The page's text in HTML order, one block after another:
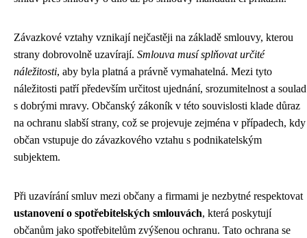
Závazkové vztahy vznikají nejčastěji na základě smlouvy, kterou
strany dobrovolně uzavírají. Smlouva musí splňovat určité
náležitosti, aby byla platná a právně vymahatelná. Mezi tyto
náležitosti patří především určitost ujednání, srozumitelnost a soulad
s dobrými mravy. Občanský zákoník v této souvislosti klade důraz
na ochranu slabší strany, což se projevuje zejména v případech, kdy
občan vstupuje do závazkového vztahu s podnikatelským
subjektem.
Při uzavírání smluv mezi občany a firmami je nezbytné respektovat
ustanovení o spotřebitelských smlouvách, která poskytují
občanům jako spotřebitelům zvýšenou ochranu. Tato ochrana se